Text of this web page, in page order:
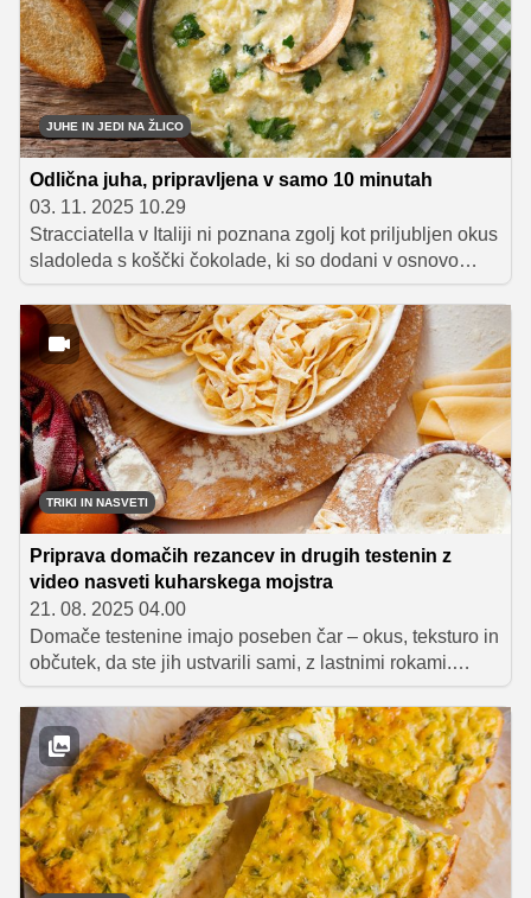
JUHE IN JEDI NA ŽLICO
Odlična juha, pripravljena v samo 10 minutah
03. 11. 2025 10.29
Stracciatella v Italiji ni poznana zgolj kot priljubljen okus
sladoleda s koščki čokolade, ki so dodani v osnovo
sladoleda iz smetane, temveč gre tudi za tradicionalno
italijansko juho. Ker ta vsebuje jajca in parmezan, je
zelo okusna, njena priprava pa je sila preprosta, saj je
skuhana v pičlih 10 minutah.
TRIKI IN NASVETI
Priprava domačih rezancev in drugih testenin z
video nasveti kuharskega mojstra
21. 08. 2025 04.00
Domače testenine imajo poseben čar – okus, teksturo in
občutek, da ste jih ustvarili sami, z lastnimi rokami.
Kuharski mojster Peter Virant iz KULT316 nam je v treh
videih pokazal, kako pripraviti jajčno testo za testenine,
kako iz njega oblikovati domače rezance ter kako
izdelati preproste, a očarljive kratke testenine – uheljčke
(orecchiette).